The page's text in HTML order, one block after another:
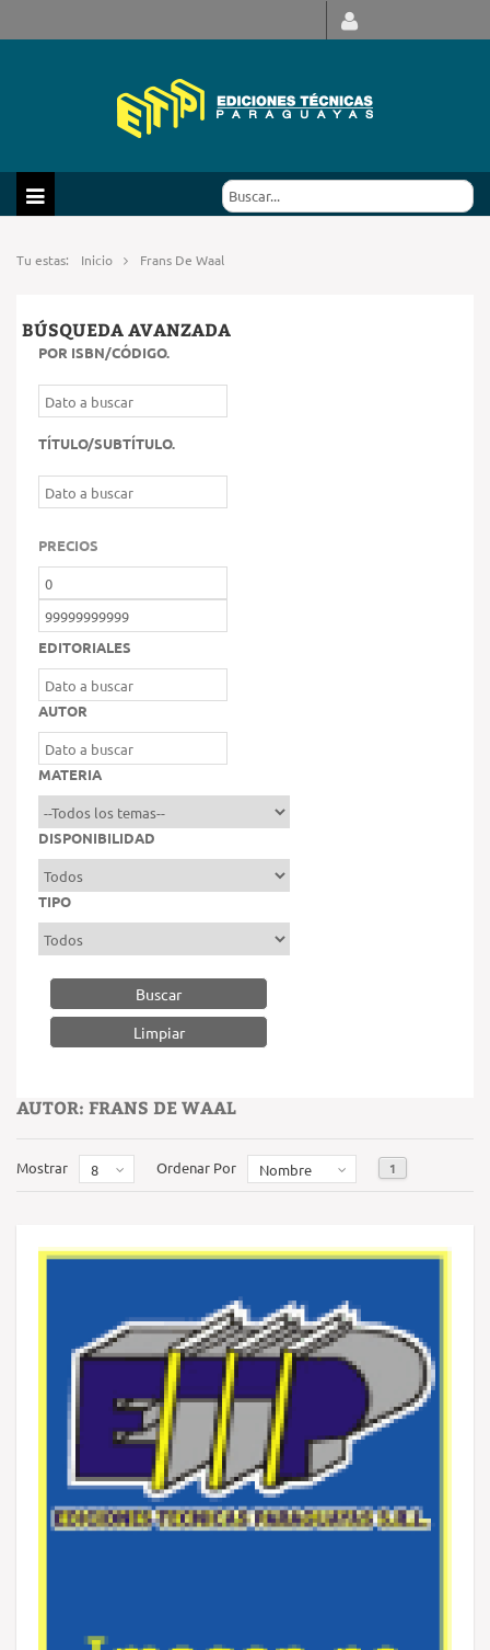
Tu estas: Inicio Frans De Waal
BÚSQUEDA AVANZADA
POR ISBN/CÓDIGO.
TÍTULO/SUBTÍTULO.
PRECIOS
EDITORIALES
AUTOR
MATERIA
DISPONIBILIDAD
TIPO
Buscar
AUTOR: FRANS DE WAAL
Mostrar 8 Ordenar Por Nombre 1